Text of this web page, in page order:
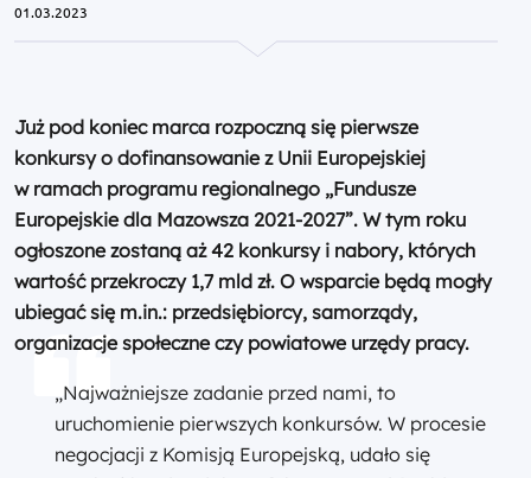
01.03.2023
Już pod koniec marca rozpoczną się pierwsze
konkursy o dofinansowanie z Unii Europejskiej
w ramach programu regionalnego „Fundusze
Europejskie dla Mazowsza 2021-2027”. W tym roku
ogłoszone zostaną aż 42 konkursy i nabory, których
wartość przekroczy 1,7 mld zł. O wsparcie będą mogły
ubiegać się m.in.: przedsiębiorcy, samorządy,
organizacje społeczne czy powiatowe urzędy pracy.
„Najważniejsze zadanie przed nami, to
uruchomienie pierwszych konkursów. W procesie
negocjacji z Komisją Europejską, udało się